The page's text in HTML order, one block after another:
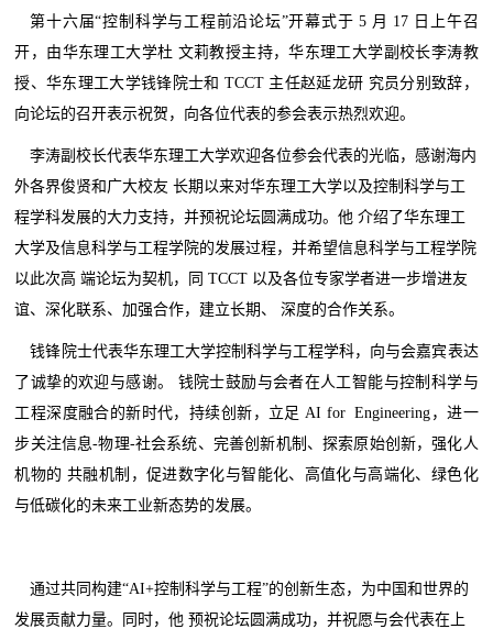
第十六届“控制科学与工程前沿论坛”开幕式于 5 月 17 日上午召
开，由华东理工大学杜 文莉教授主持，华东理工大学副校长李涛教
授、华东理工大学钱锋院士和 TCCT 主任赵延龙研 究员分别致辞，
向论坛的召开表示祝贺，向各位代表的参会表示热烈欢迎。
李涛副校长代表华东理工大学欢迎各位参会代表的光临，感谢海内
外各界俊贤和广大校友 长期以来对华东理工大学以及控制科学与工
程学科发展的大力支持，并预祝论坛圆满成功。他 介绍了华东理工
大学及信息科学与工程学院的发展过程，并希望信息科学与工程学院
以此次高 端论坛为契机，同 TCCT 以及各位专家学者进一步增进友
谊、深化联系、加强合作，建立长期、 深度的合作关系。
钱锋院士代表华东理工大学控制科学与工程学科，向与会嘉宾表达
了诚挚的欢迎与感谢。 钱院士鼓励与会者在人工智能与控制科学与
工程深度融合的新时代，持续创新，立足 AI for Engineering，进一
步关注信息-物理-社会系统、完善创新机制、探索原始创新，强化人
机物的 共融机制，促进数字化与智能化、高值化与高端化、绿色化
与低碳化的未来工业新态势的发展。
通过共同构建“AI+控制科学与工程”的创新生态，为中国和世界的
发展贡献力量。同时，他 预祝论坛圆满成功，并祝愿与会代表在上